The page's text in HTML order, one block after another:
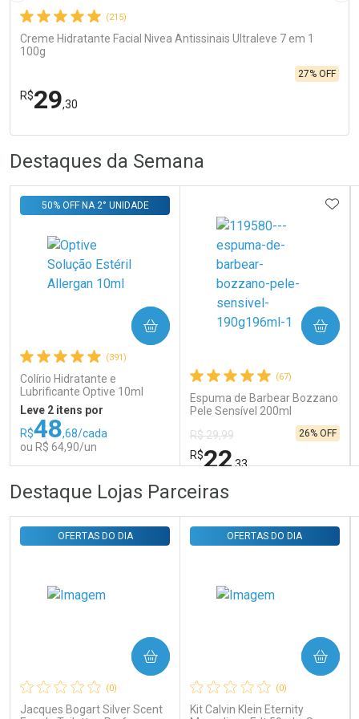
(215)
Creme Hidratante Facial Nivea Antissinais Ultraleve 7 em 1
100g
R$29,30
27% OFF
Laboratório
Por R$ 29,30/cada
Por Menos
Por R$ 29,30/cada
Destaques da Semana
(391)
Colírio Hidratante e
Lubrificante Optive 10ml
50% OFF NA 2° UNIDADE
Leve 2 itens por
R$48,68/cada
ou R$ 64,90/un
COMPRAR
FECHAR
Laboratório
Comprar sem Desconto
FECHAR
Por Menos
Comprar sem Desconto
(67)
Espuma de Barbear Bozzano
Pele Sensível 200ml
R$ 29,99
R$22,33
26% OFF
COMPRAR
Comprar sem Desconto
Por Menos
Comprar sem Desconto
Destaque Lojas Parceiras
(0)
Jacques Bogart Silver Scent
OFERTAS DO DIA
COMPRAR
(0)
Kit Calvin Klein Eternity
OFERTAS DO DIA
COMPRAR